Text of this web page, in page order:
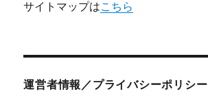
サイトマップはこちら
運営者情報／プライバシーポリシー